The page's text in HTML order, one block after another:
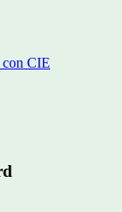
con CIE